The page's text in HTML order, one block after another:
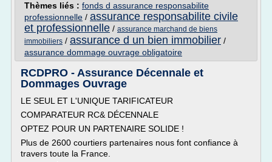
Thèmes liés : fonds d assurance responsabilite
professionnelle / assurance responsabilite civile
et professionnelle / assurance marchand de biens
immobiliers / assurance d un bien immobilier /
assurance dommage ouvrage obligatoire
RCDPRO - Assurance Décennale et
Dommages Ouvrage
LE SEUL ET L'UNIQUE TARIFICATEUR
COMPARATEUR RC& DÉCENNALE
OPTEZ POUR UN PARTENAIRE SOLIDE !
Plus de 2600 courtiers partenaires nous font confiance à
travers toute la France.